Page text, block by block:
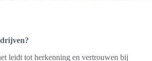
leidt tot herkenning en vertrouwen bij